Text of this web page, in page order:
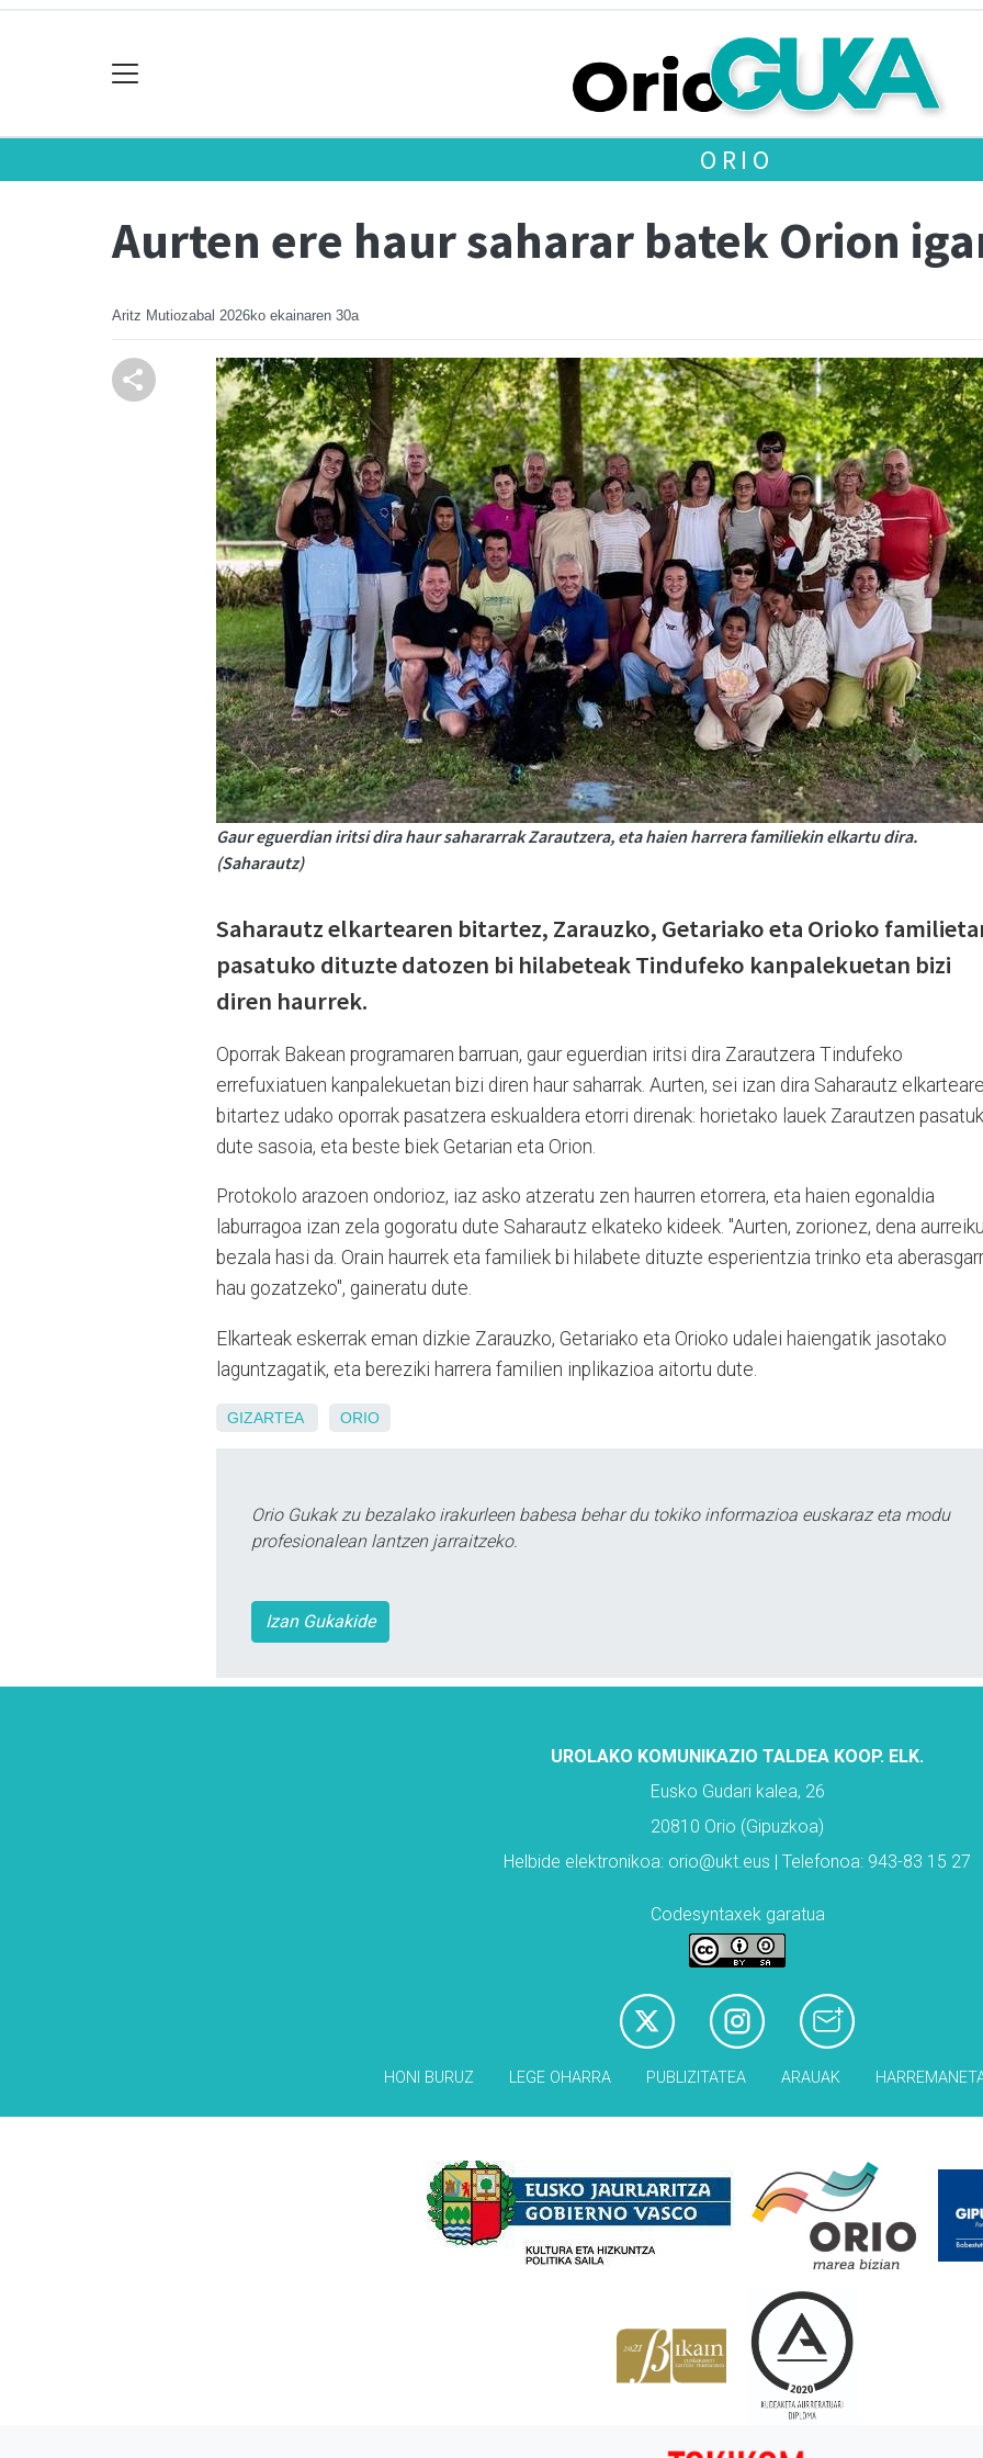
ORIO
Aurten ere haur saharar batek Orion
Aritz Mutiozabal 2026ko ekainaren 30a
Gaur eguerdian iritsi dira haur sahararrak Zarautzera, eta haien harrera familiekin elkartu dira.
(Saharautz)
Saharautz elkartearen bitartez, Zarauzko, Getariako eta Orioko
pasatuko dituzte datozen bi hilabeteak Tindufeko kanpalekuetan bizi
diren haurrek.
Oporrak Bakean programaren barruan, gaur eguerdian iritsi dira Zarautzera Tindufeko
errefuxiatuen kanpalekuetan bizi diren haur saharrak. Aurten, sei izan dira Saharautz
bitartez udako oporrak pasatzera eskualdera etorri direnak: horietako lauek Zarautzen
dute sasoia, eta beste biek Getarian eta Orion.
Protokolo arazoen ondorioz, iaz asko atzeratu zen haurren etorrera, eta haien egonaldia
laburragoa izan zela gogoratu dute Saharautz elkateko kideek. "Aurten, zorionez, dena
bezala hasi da. Orain haurrek eta familiek bi hilabete dituzte esperientzia trinko eta
hau gozatzeko", gaineratu dute.
Elkarteak eskerrak eman dizkie Zarauzko, Getariako eta Orioko udalei haiengatik jasotako
laguntzagatik, eta bereziki harrera familien inplikazioa aitortu dute.
GIZARTEA ORIO
Orio Gukak zu bezalako irakurleen babesa behar du tokiko informazioa euskaraz eta modu
profesionalean lantzen jarraitzeko.
Izan Gukakide
UROLAKO KOMUNIKAZIO TALDEA KOOP. ELK.
Eusko Gudari kalea, 26
20810 Orio (Gipuzkoa)
Helbide elektronikoa: orio@ukt.eus | Telefonoa: 943-83 15 27
Codesyntaxek garatua
HONI BURUZ LEGE OHARRA PUBLIZITATEA ARAUAK